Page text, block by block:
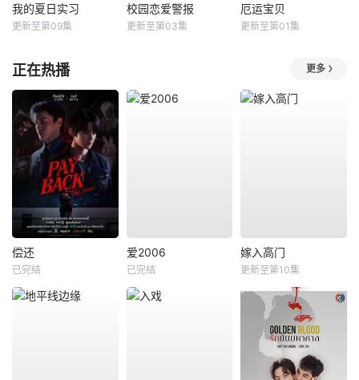
我的夏日实习
更新至第09集
校园恋爱警报
更新至第03集
厄运宝贝
更新至第01集
正在热播 更多
偿还
已完结
爱2006
已完结
嫁入高门
更新至第10集